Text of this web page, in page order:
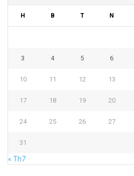
H B T N
3 4 5 6
10 11 12 13
17 18 19 20
24 25 26 27
31
« Th7